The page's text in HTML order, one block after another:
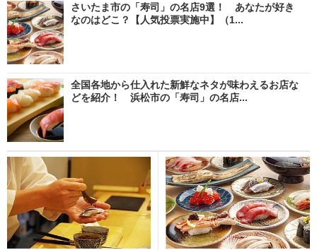
さいたま市の「寿司」の名店9選！ あなたが好き
なのはどこ？【人気投票実施中】（1...
全国各地から仕入れた新鮮なネタが味わえるお店な
どを紹介！ 浜松市の「寿司」の名店...